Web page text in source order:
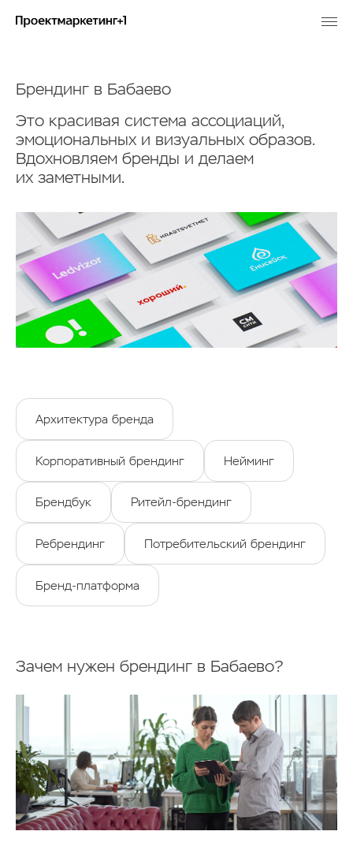
Брендинг в Бабаево
Это красивая система ассоциаций,
эмоциональных и визуальных образов.
Вдохновляем бренды и делаем
их заметными.
Архитектура бренда
Корпоративный брендинг Нейминг
Брендбук Ритейл-брендинг
Ребрендинг Потребительский брендинг
Бренд-платформа
Зачем нужен брендинг в Бабаево?